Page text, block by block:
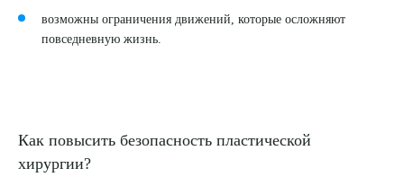
возможны ограничения движений, которые осложняют
повседневную жизнь.
Как повысить безопасность пластической
хирургии?